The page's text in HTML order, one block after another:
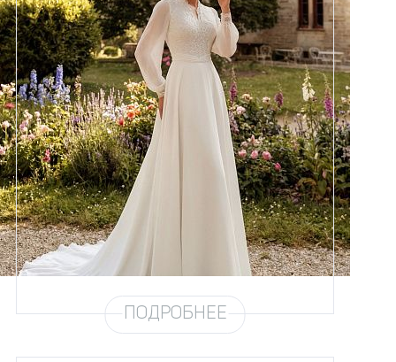
Размеры
42, 44, 46, 48, 50, 52, 54, 56,
58
Цвет
Силуэт
Юбка
Шифон на атласе
Шлейф
Возможен
ПОДРОБНЕЕ